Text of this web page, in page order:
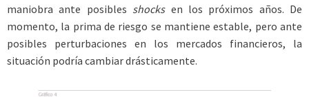
maniobra ante posibles shocks en los próximos años. De
momento, la prima de riesgo se mantiene estable, pero ante
posibles perturbaciones en los mercados financieros, la
situación podría cambiar drásticamente.